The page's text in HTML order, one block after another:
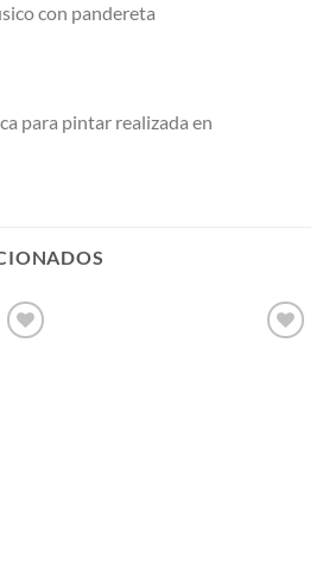
con pandereta
para pintar realizada en